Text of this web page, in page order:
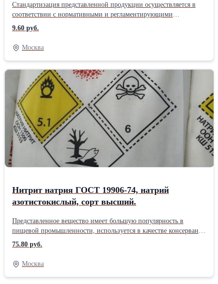
Стандартизация представленной продукции осуществляется в
соответствии с нормативными и регламентирующими
показателями государственного стандарта качества - ГОСТ
28546-2002. Представляет собой качественное гигиеническое
средство. Данный товар имеет массу отличительных
особенностей. Отдельно отметим следующее: - бережное
отношение к коже рук, - превосходный уровень состава, -
надежность, - безопасность для здоровья человека, -
демократичная стоимость - и многое другое. Производим мыло
туалетное следующих марок: Ординарное, Банное, Детское
Пользуется огромным спросом у заказчиков, поскольку имеет
превосходные значения использования. Дополнительные
вопросы всегда уточняйте, мы проконсультируем и поможем с
выбором.
9.60 руб.
Москва
Нитрит натрия ГОСТ 19906-74, натрий
азотистокислый, сорт высший.
Представленное вещество имеет большую популярность в
пищевой промышленности, используется в качестве консерванта
и улучшителя окраски, в том числе противоморзной добавки
применяется при возведении монолитных конструкций из
бетона и железобетона. Также эксплуатируется в химической,
металлургической, целлюлозно-бумажной промышленности.
Хорошо растворяется в воде. Соответствует требованиям ГОСТ.
75.80 руб.
Москва